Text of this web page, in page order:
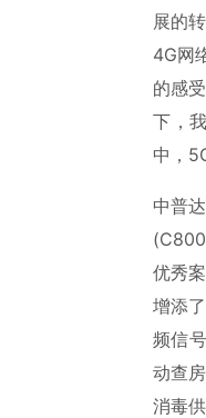
展的
4G网
的感
下，
中，
中普
优秀
增添
频信
动查
消毒